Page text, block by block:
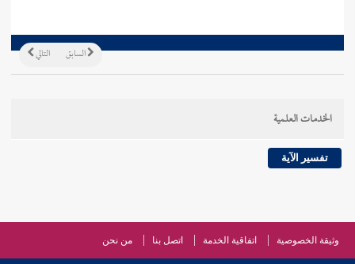
التالي السابق
الخدمات العلمية
تفسير الآية
وثيقة الخصوصية اتفاقية الخدمة اتصل بنا من نحن